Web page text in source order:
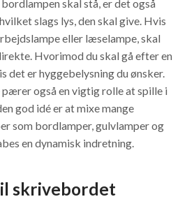
skal stå, er det også
slags lys, den skal give. Hvis
eller læselampe, skal
Hvorimod du skal gå efter en
det er hyggebelysning du ønsker.
også en vigtig rolle at spille i
god idé er at mixe mange
som bordlamper, gulvlamper og
en dynamisk indretning.
skrivebordet